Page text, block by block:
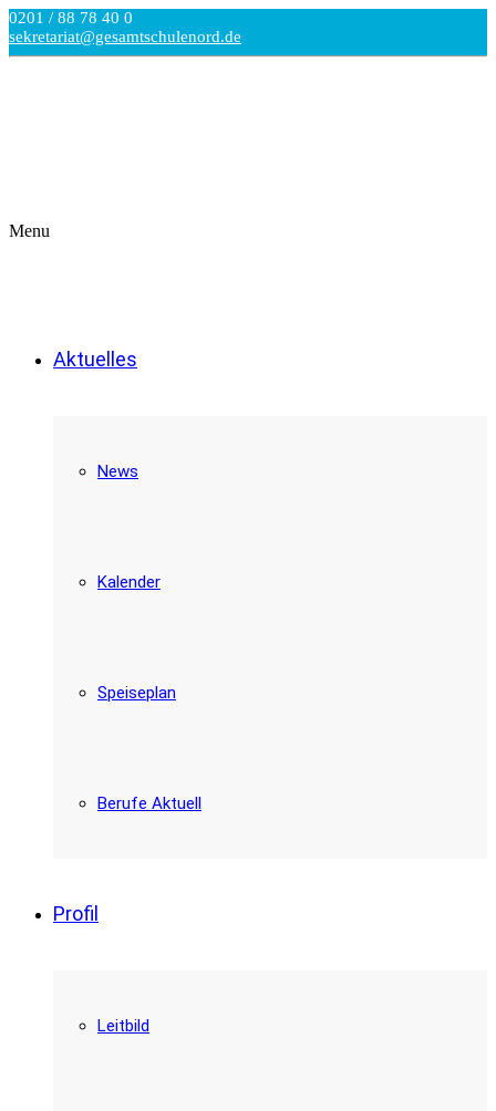
0201 / 88 78 40 0
sekretariat@gesamtschulenord.de
Menu
Aktuelles
News
Kalender
Speiseplan
Berufe Aktuell
Profil
Leitbild